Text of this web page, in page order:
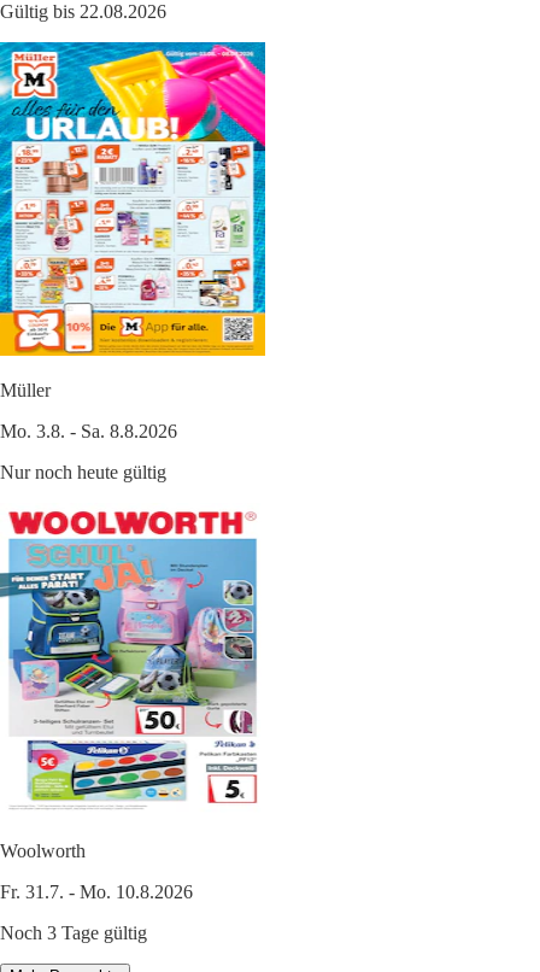
Gültig bis 22.08.2026
Müller
Mo. 3.8. - Sa. 8.8.2026
Nur noch heute gültig
Woolworth
Fr. 31.7. - Mo. 10.8.2026
Noch 3 Tage gültig